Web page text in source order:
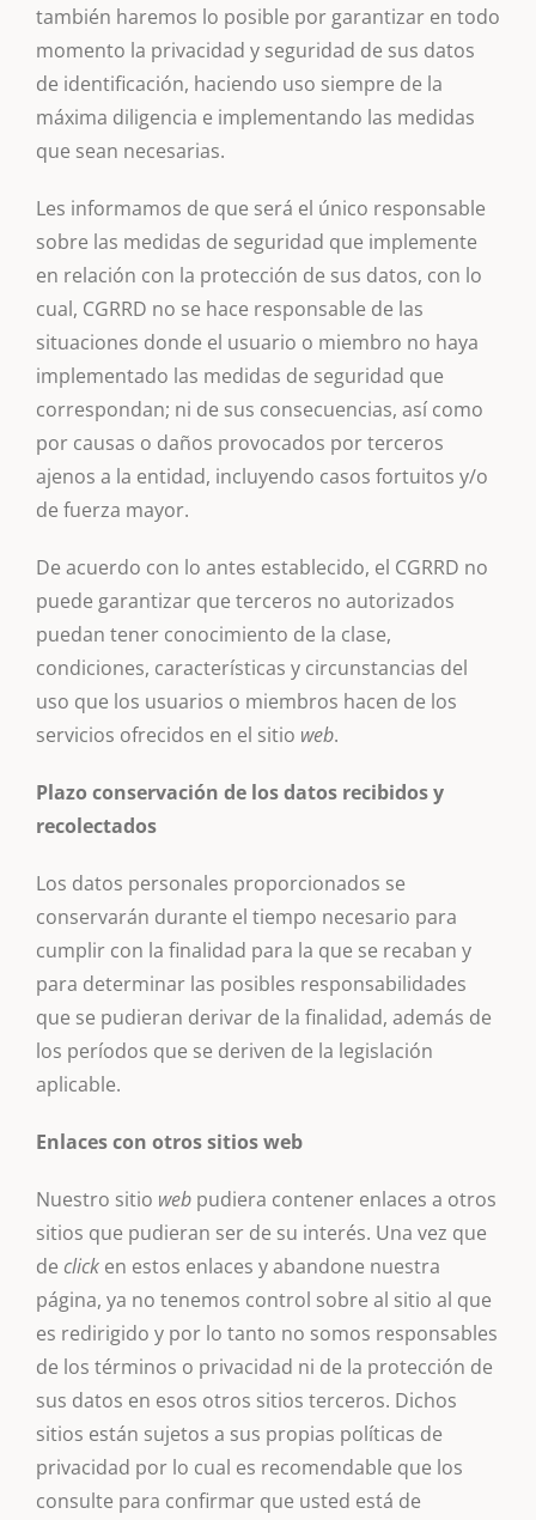
también haremos lo posible por garantizar en todo
momento la privacidad y seguridad de sus datos
de identificación, haciendo uso siempre de la
máxima diligencia e implementando las medidas
que sean necesarias.
Les informamos de que será el único responsable
sobre las medidas de seguridad que implemente
en relación con la protección de sus datos, con lo
cual, CGRRD no se hace responsable de las
situaciones donde el usuario o miembro no haya
implementado las medidas de seguridad que
correspondan; ni de sus consecuencias, así como
por causas o daños provocados por terceros
ajenos a la entidad, incluyendo casos fortuitos y/o
de fuerza mayor.
De acuerdo con lo antes establecido, el CGRRD no
puede garantizar que terceros no autorizados
puedan tener conocimiento de la clase,
condiciones, características y circunstancias del
uso que los usuarios o miembros hacen de los
servicios ofrecidos en el sitio web.
Plazo conservación de los datos recibidos y
recolectados
Los datos personales proporcionados se
conservarán durante el tiempo necesario para
cumplir con la finalidad para la que se recaban y
para determinar las posibles responsabilidades
que se pudieran derivar de la finalidad, además de
los períodos que se deriven de la legislación
aplicable.
Enlaces con otros sitios web
Nuestro sitio webpudiera contener enlaces a otros
sitios que pudieran ser de su interés. Una vez que
de clicken estos enlaces y abandone nuestra
página, ya no tenemos control sobre al sitio al que
es redirigido y por lo tanto no somos responsables
de los términos o privacidad ni de la protección de
sus datos en esos otros sitios terceros. Dichos
sitios están sujetos a sus propias políticas de
privacidad por lo cual es recomendable que los
consulte para confirmar que usted está de